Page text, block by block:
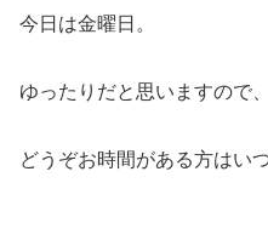
今日は金曜日。
ゆったりだと思いますので、
どうぞお時間がある方はい